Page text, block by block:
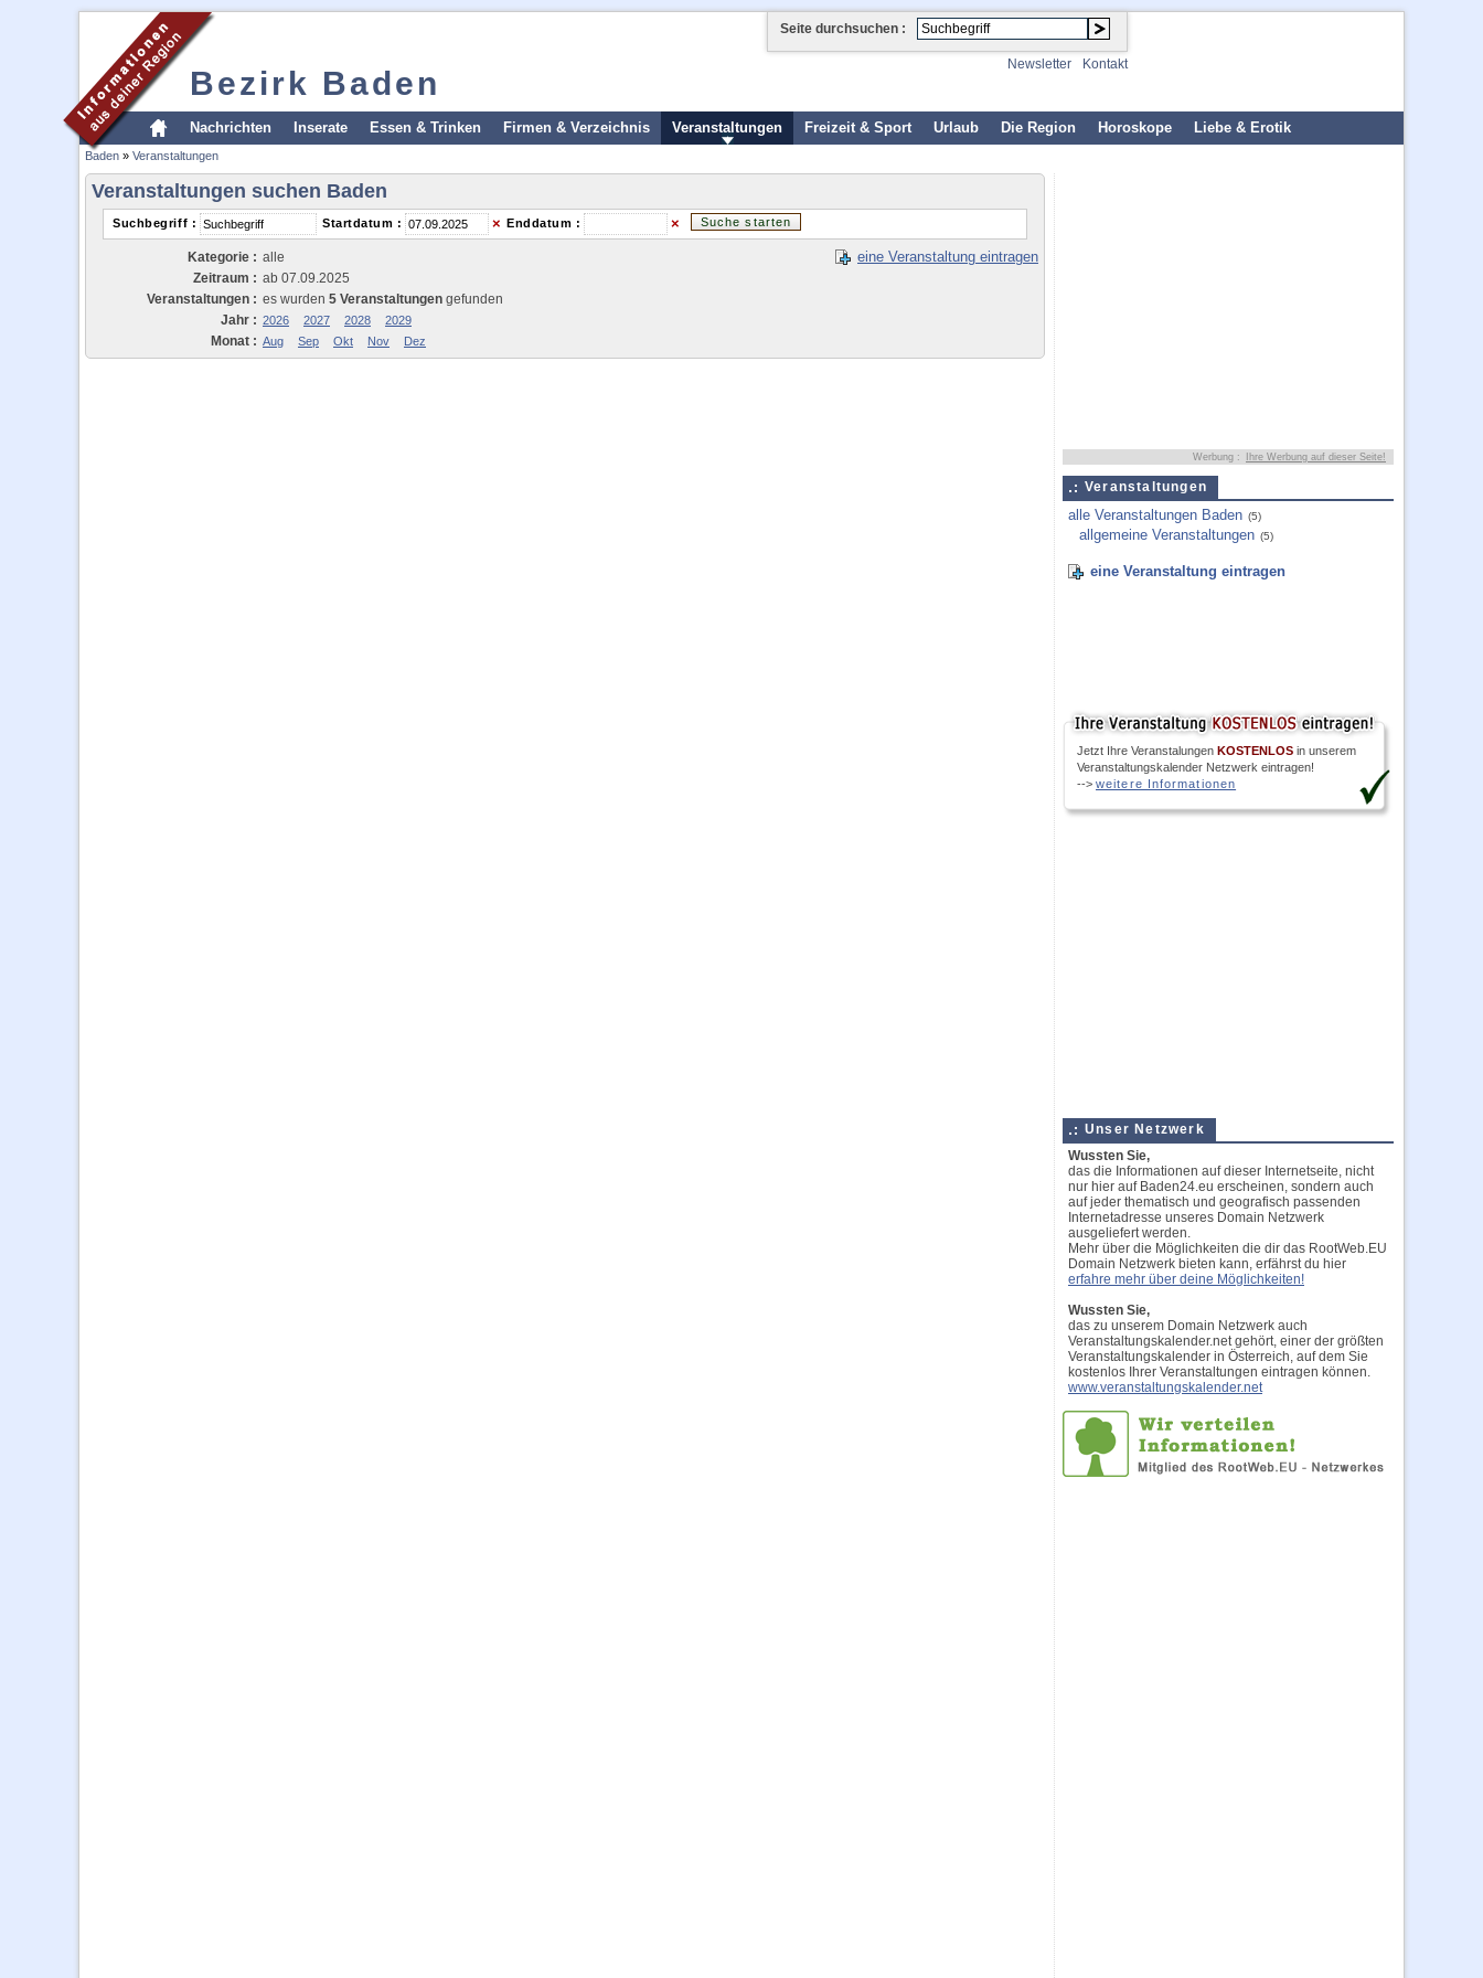
Bezirk Baden
Seite durchsuchen :
Newsletter Kontakt
Nachrichten Inserate Essen & Trinken Firmen & Verzeichnis Veranstaltungen Freizeit & Sport Urlaub Die Region Horoskope Liebe & Erotik
Baden » Veranstaltungen
Veranstaltungen suchen Baden
Suchbegriff : Startdatum : × Enddatum : ×
Kategorie : alle
Zeitraum : ab 07.09.2025
Veranstaltungen : es wurden 5 Veranstaltungen gefunden
Jahr : 2026 2027 2028 2029
Monat : Aug Sep Okt Nov Dez
eine Veranstaltung eintragen
Werbung : Ihre Werbung auf dieser Seite!
Veranstaltungen
alle Veranstaltungen Baden (5)
allgemeine Veranstaltungen (5)
eine Veranstaltung eintragen
Jetzt Ihre Veranstalungen KOSTENLOS in unserem
Veranstaltungskalender Netzwerk eintragen!
--> weitere Informationen
Unser Netzwerk
Wussten Sie,
das die Informationen auf dieser Internetseite, nicht
nur hier auf Baden24.eu erscheinen, sondern auch
auf jeder thematisch und geografisch passenden
Internetadresse unseres Domain Netzwerk
ausgeliefert werden.
Mehr über die Möglichkeiten die dir das RootWeb.EU
Domain Netzwerk bieten kann, erfährst du hier
erfahre mehr über deine Möglichkeiten!
Wussten Sie,
das zu unserem Domain Netzwerk auch
Veranstaltungskalender.net gehört, einer der größten
Veranstaltungskalender in Österreich, auf dem Sie
kostenlos Ihrer Veranstaltungen eintragen können.
www.veranstaltungskalender.net